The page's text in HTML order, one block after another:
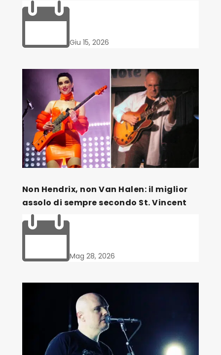
Giu 15, 2026
Non Hendrix, non Van Halen: il miglior
assolo di sempre secondo St. Vincent
Mag 28, 2026